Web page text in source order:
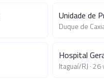
Unidade de
Duque de
Hospital
Itaguaí/RJ ·26